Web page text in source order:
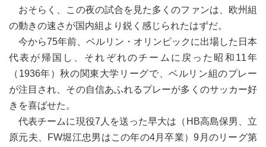
おそらく、この夜の試合を見た多くのファンは、欧州組
の動きの速さが国内組より鋭く感じられたはずだ。
今から75年前、ベルリン・オリンピックに出場した日本
代表が帰国し、それぞれのチームに戻った昭和11年
（1936年）秋の関東大学リーグで、ベルリン組のプレー
が注目され、その自信あふれるプレーが多くのサッカー好
きを喜ばせた。
代表チームに現役7人を送った早大は（HB高島保男、立
原元夫、FW堀江忠男はこの年の4月卒業）9月のリーグ第